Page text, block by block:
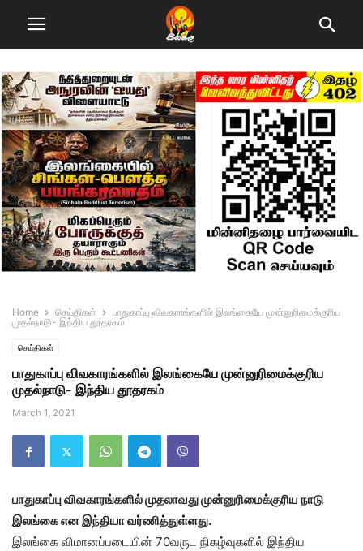
Home செய்திகள்
பாதுகாப்பு விவகாரங்களில் இலங்கையே முன்னுரிமைக்குரிய
முதல்நாடு- இந்திய தூதரகம்
செய்திகள்
பாதுகாப்பு விவகாரங்களில் இலங்கையே முன்னுரிமைக்குரிய
முதல்நாடு- இந்திய தூதரகம்
March 1, 2021
பாதுகாப்பு விவகாரங்களில் முதலாவது முன்னுரிமைக்குரிய நாடு
இலங்கை என இந்தியா வர்ணித்துள்ளது.
இலங்கை விமானப்படையின் 70வருட நிகழ்வுகளில் இந்திய